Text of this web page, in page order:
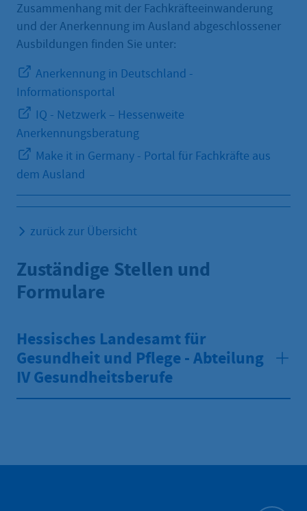
Zusammenhang mit der Fachkräfteeinwanderung
und der Anerkennung im Ausland abgeschlossener
Ausbildungen finden Sie unter:
Anerkennung in Deutschland -
Informationsportal
IQ - Netzwerk – Hessenweite
Anerkennungsberatung
Make it in Germany - Portal für Fachkräfte aus
dem Ausland
zurück zur Übersicht
Zuständige Stellen und
Formulare
Hessisches Landesamt für
Gesundheit und Pflege - Abteilung
IV Gesundheitsberufe